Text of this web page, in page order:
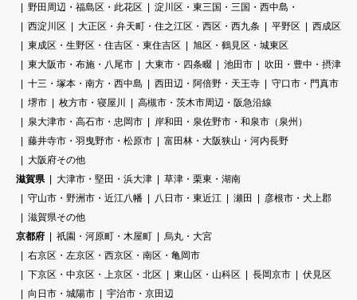
野田周辺・福島区・此花区
淀川区・東三国・三国・西中島・
西淀川区
大正区・弁天町・住之江区・西区・西九条 平野区
西成区
東成区・生野区・住吉区・東住吉区
旭区・鶴見区・城東区
東大阪市・布施・八尾市
大東市・四条畷 池田市
吹田・豊中・摂津
十三・塚本・南方・西中島
西田辺・阿倍野・天王寺
守口市・門真市
堺市
枚方市・寝屋川
高槻市・茨木市周辺・阪急沿線
泉大津市・高石市・忠岡市
岸和田・泉佐野市・和泉市（泉州）
藤井寺市・羽曳野市・松原市
富田林・大阪狭山・河内長野
大阪府その他
滋賀県
大津市・堅田・浜大津
草津・栗東・湖南
守山市・野洲市・近江八幡
八日市・東近江 瀬田
彦根市・犬上郡
滋賀県その他
京都府
祇園・河原町・木屋町
烏丸・大宮
右京区・左京区・西京区・南区・亀岡市
下京区・中京区・上京区・北区
東山区・山科区 長岡京市
伏見区
向日市・城陽市
宇治市・京田辺